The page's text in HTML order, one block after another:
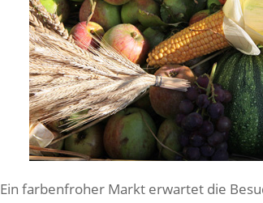
Ein farbenfroher Markt erwartet die